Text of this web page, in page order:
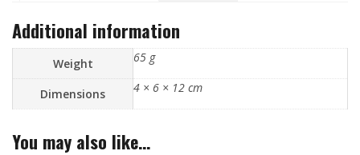
Additional information
Weight 65 g
Dimensions 4 × 6 × 12 cm
You may also like…